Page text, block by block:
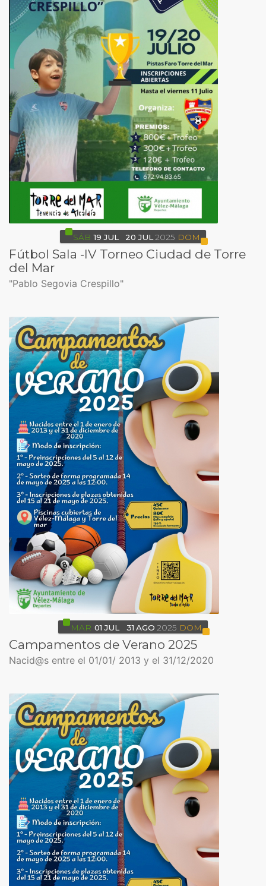
SÁB 19 JUL 20 JUL2025 DOM
Fútbol Sala -IV Torneo Ciudad de Torre
del Mar
"Pablo Segovia Crespillo"
MAR 01 JUL 31 AGO 2025 DOM
Campamentos de Verano 2025
Nacid@s entre el 01/01/ 2013 y el 31/12/2020